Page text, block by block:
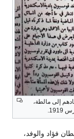
إلى مالطة،
فؤاد والوفد،